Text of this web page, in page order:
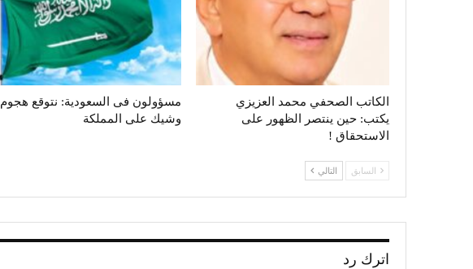
الكاتب الصحفي محمد العزيزي
يكتب: حين ينتصر الظهور على
الاستحقاق !
مسؤولون فى السعودية: نتوقع هجوم
وشيك على المملكة
السابق التالي
اترك رد